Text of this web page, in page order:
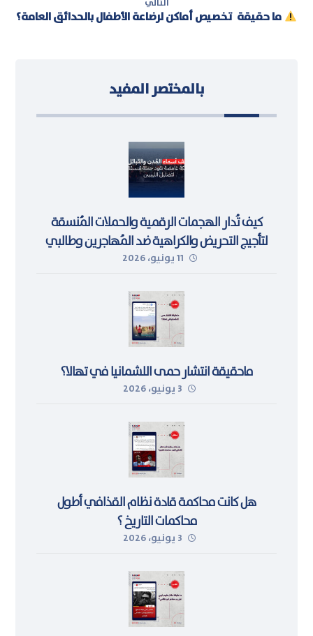
التالي
ما حقيقة تخصيص أماكن لرضاعة الأطفال بالحدائق العامة؟
بالمختصر المفيد
كيف تُدار الهجمات الرقمية والحملات المُنسقة
لتأجيج التحريض والكراهية ضد المُهاجرين وطالبي
اللجوء في ليبيا
11 يونيو، 2026
ماحقيقة انتشار حمى اللشمانيا في تهالا؟
3 يونيو، 2026
هل كانت محاكمة قادة نظام القذافي أطول
محاكمات التاريخ ؟
3 يونيو، 2026